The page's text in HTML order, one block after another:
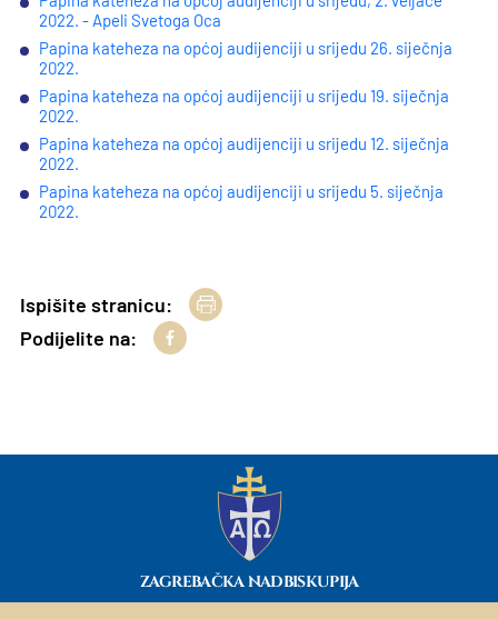
2022. - Apeli Svetoga Oca
Papina kateheza na općoj audijenciji u srijedu 26. siječnja
2022.
Papina kateheza na općoj audijenciji u srijedu 19. siječnja
2022.
Papina kateheza na općoj audijenciji u srijedu 12. siječnja
2022.
Papina kateheza na općoj audijenciji u srijedu 5. siječnja
2022.
Ispišite stranicu:
Podijelite na:
ZAGREBAČKA NADBISKUPIJA